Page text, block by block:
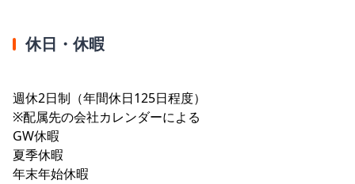
休日・休暇
週休2日制（年間休日125日程度）
※配属先の会社カレンダーによる
GW休暇
夏季休暇
年末年始休暇